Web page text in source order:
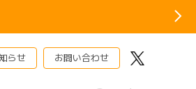
らせ お問い合わせ